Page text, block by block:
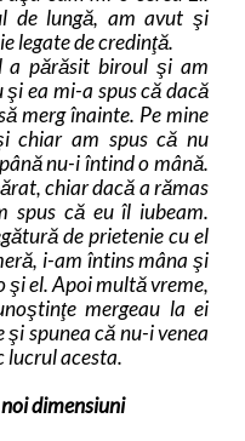
de lungă, am avut şi
legate de credinţă.
a părăsit biroul şi am
ea mi-a spus că dacă
merg înainte. Pe mine
chiar am spus că nu
nu-i întind o mână.
chiar dacă a rămas
spus că eu îl iubeam.
de prietenie cu el
i-am întins mâna şi
el. Apoi multă vreme,
mergeau la ei
şi spunea că nu-i venea
lucrul acesta.
dimensiuni